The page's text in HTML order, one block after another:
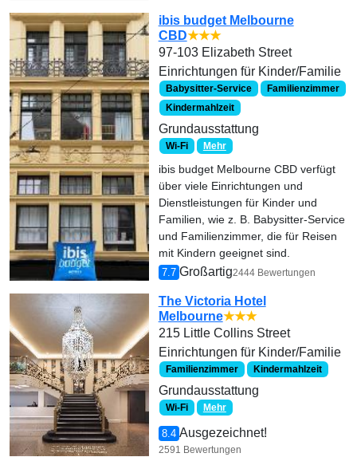
ibis budget Melbourne
CBD★★★
97-103 Elizabeth Street
Einrichtungen für Kinder/Familie
Babysitter-Service
Familienzimmer
Kindermahlzeit
Grundausstattung
Wi-Fi Mehr
ibis budget Melbourne CBD verfügt
über viele Einrichtungen und
Dienstleistungen für Kinder und
Familien, wie z. B. Babysitter-Service
und Familienzimmer, die für Reisen
mit Kindern geeignet sind.
7.7 Großartig2444 Bewertungen
The Victoria Hotel
Melbourne★★★
215 Little Collins Street
Einrichtungen für Kinder/Familie
Familienzimmer Kindermahlzeit
Grundausstattung
Wi-Fi Mehr
8.4 Ausgezeichnet!
2591 Bewertungen